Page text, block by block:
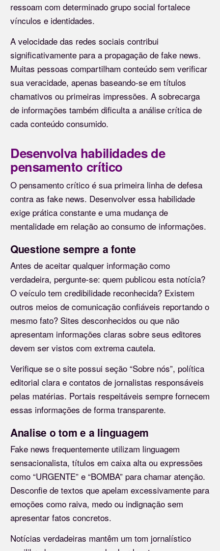
ressoam com determinado grupo social fortalece
vínculos e identidades.
A velocidade das redes sociais contribui
significativamente para a propagação de fake news.
Muitas pessoas compartilham conteúdo sem verificar
sua veracidade, apenas baseando-se em títulos
chamativos ou primeiras impressões. A sobrecarga
de informações também dificulta a análise crítica de
cada conteúdo consumido.
Desenvolva habilidades de
pensamento crítico
O pensamento crítico é sua primeira linha de defesa
contra as fake news. Desenvolver essa habilidade
exige prática constante e uma mudança de
mentalidade em relação ao consumo de informações.
Questione sempre a fonte
Antes de aceitar qualquer informação como
verdadeira, pergunte-se: quem publicou esta notícia?
O veículo tem credibilidade reconhecida? Existem
outros meios de comunicação confiáveis reportando o
mesmo fato? Sites desconhecidos ou que não
apresentam informações claras sobre seus editores
devem ser vistos com extrema cautela.
Verifique se o site possui seção “Sobre nós”, política
editorial clara e contatos de jornalistas responsáveis
pelas matérias. Portais respeitáveis sempre fornecem
essas informações de forma transparente.
Analise o tom e a linguagem
Fake news frequentemente utilizam linguagem
sensacionalista, títulos em caixa alta ou expressões
como “URGENTE” e “BOMBA” para chamar atenção.
Desconfie de textos que apelam excessivamente para
emoções como raiva, medo ou indignação sem
apresentar fatos concretos.
Notícias verdadeiras mantêm um tom jornalístico